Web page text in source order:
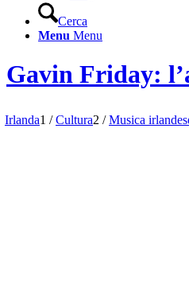
Cerca
Menu Menu
Gavin Friday:
Irlanda1 / Cultura2 / Musica